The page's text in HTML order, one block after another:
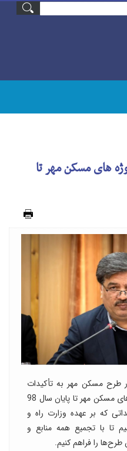
های مسکن مهر تا
طرح مسکن مهر به تأکیدات
رئیس‌ جمهور مبنی بر اتمام پروژه‌های مسکن مهر تا پایان سال 98
که بر عهده وزارت‌ راه و
تا با تجمیع همه منابع و
را فراهم کنیم.